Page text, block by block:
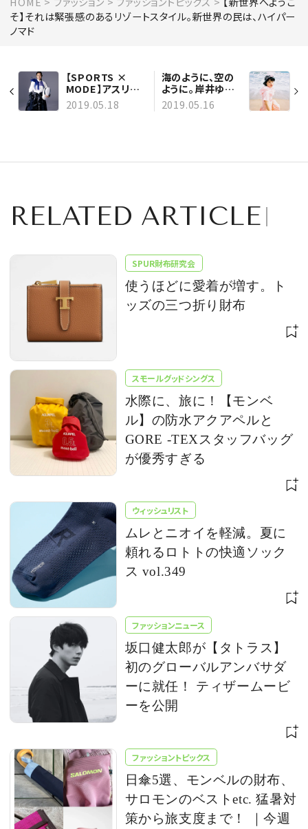
そ】それは緊張感のあるリゾートスタイル。新世界の民は、ハイパー
ノマド
【SPORTS ×
MODE】アスリー
ト、才藤歩夢さん
が登場。新時代を
2019.05.18
海のように、空の
ように。岸井ゆき
の、珊瑚と瑠璃に
包まれて
2019.05.16
RELATED ARTICLE
SPUR財布研究会
使うほどに愛着が増す。ト
ッズの三つ折り財布
スモールグッドシングス
水際に、旅に！【モンベ
ル】の防水アクアペルと
GORE -TEXスタッフバッグ
が優秀すぎる
ウィッシュリスト
ムレとニオイを軽減。夏に
頼れるロトトの快適ソック
ス vol.349
ファッションニュース
坂口健太郎が【タトラス】
初のグローバルアンバサダ
ーに就任！ ティザームービ
ーを公開
ファッショントピックス
日傘5選、モンベルの財布、
サロモンのベストetc. 猛暑対
策から旅支度まで！ ｜今週